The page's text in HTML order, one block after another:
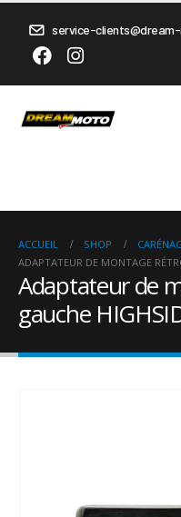
service-
ACCUEIL SHOP
ADAPTATEUR DE MONTAGE
Adaptateur de
gauche